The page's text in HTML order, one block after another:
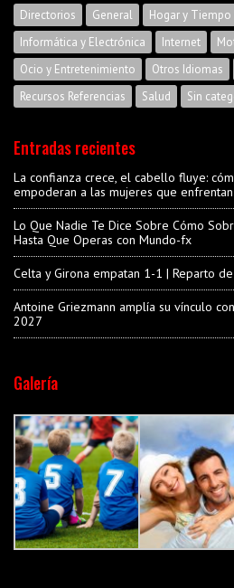
Directorios
General
Hogar y Tiempo
Informática y Electrónica
Internet
Ocio y Entretenimiento
Otros Idiomas
Recursos Referencias
Salud Sin
Entradas recientes
La confianza crece, el cabello fluye:
empoderan a las mujeres que
Lo Que Nadie Te Dice Sobre Cómo
Hasta Que Operas con Mundo-fx
Celta y Girona empatan 1-1 | Reparto
Antoine Griezmann amplía su vínculo
2027
Galería